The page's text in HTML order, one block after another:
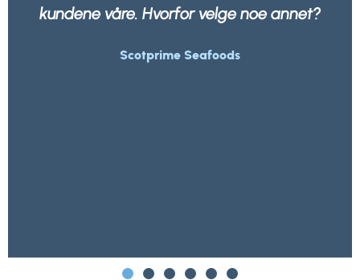
kundene våre. Hvorfor velge noe annet?
Scotprime Seafoods